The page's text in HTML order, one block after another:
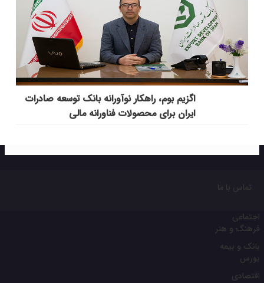
اگزیم بوم، راهکار نوآورانه بانک توسعه صادرات
ایران برای محصولات فناورانه مالی
تماس با ما
اجتماعی
فرهنگ و هنر
بانک و بیمه
بورس
اقتصادی